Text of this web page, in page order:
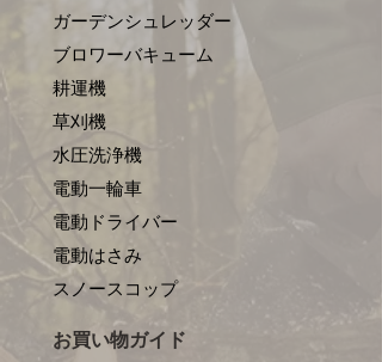
ガーデンシュレッダー
ブロワーバキューム
耕運機
草刈機
水圧洗浄機
電動一輪車
電動ドライバー
電動はさみ
​スノースコップ
お買い物ガイド